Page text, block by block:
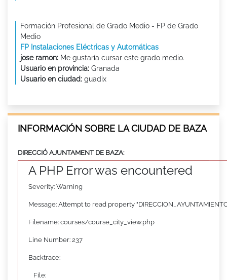
Formación Profesional de Grado Medio - FP de Grado
Medio
FP Instalaciones Eléctricas y Automáticas
jose ramon: Me gustaría cursar este grado medio.
Usuario en provincia: Granada
Usuario en ciudad: guadix
INFORMACIÓN SOBRE LA CIUDAD DE BAZA
DIRECCIÓ AJUNTAMENT DE BAZA:
A PHP Error was encountered
Severity: Warning
Message: Attempt to read property
Filename: courses/course_city_view.php
Line Number: 237
Backtrace:
File: